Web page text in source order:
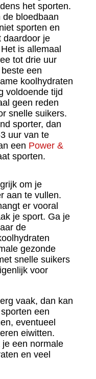
het sporten.
bloedbaan
sporten en
daardoor je
is allemaal
tot drie uur
een
koolhydraten
voldoende tijd
geen reden
snelle suikers.
sporter, dan
uur van te
een Power &
sporten.
om je
aan te vullen.
er vooral
je sport. Ga je
de
gezonde
snelle suikers
voor
vaak, dan kan
een
eventueel
eiwitten.
een normale
en veel